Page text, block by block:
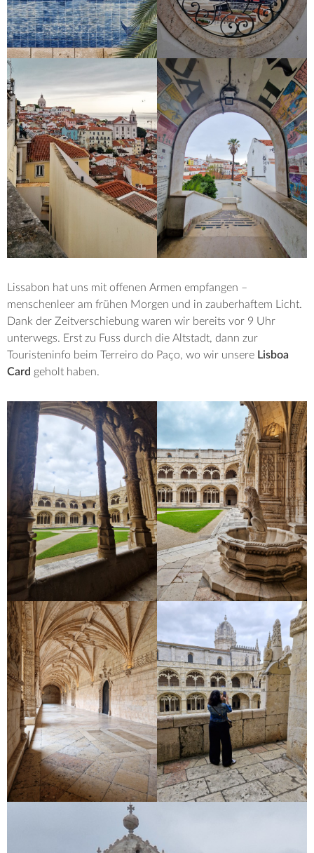
Lissabon hat uns mit offenen Armen empfangen –
menschenleer am frühen Morgen und in zauberhaftem Licht.
Dank der Zeitverschiebung waren wir bereits vor 9 Uhr
unterwegs. Erst zu Fuss durch die Altstadt, dann zur
Touristeninfo beim Terreiro do Paço, wo wir unsere Lisboa
Card geholt haben.